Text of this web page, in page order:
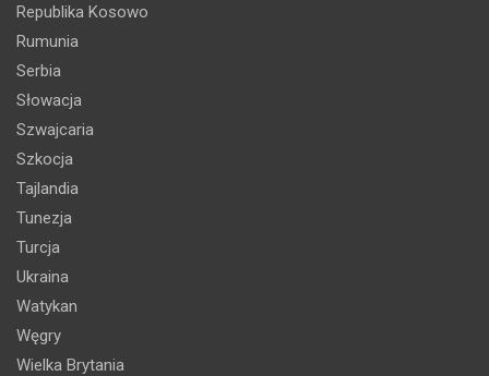
Republika Kosowo
Rumunia
Serbia
Słowacja
Szwajcaria
Szkocja
Tajlandia
Tunezja
Turcja
Ukraina
Watykan
Węgry
Wielka Brytania